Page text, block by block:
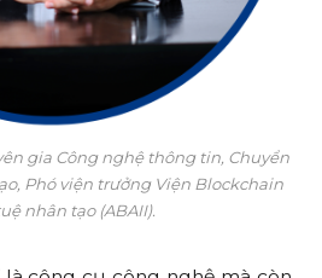
gia Công nghệ thông tin, Chuyển
Phó viện trưởng Viện Blockchain
nhân tạo (ABAII).